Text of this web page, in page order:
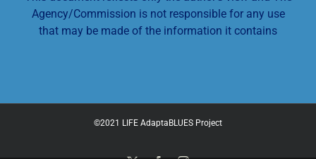
Agency/Commission is not responsible for any use
that may be made of the information it contains
©2021 LIFE AdaptaBLUES Project